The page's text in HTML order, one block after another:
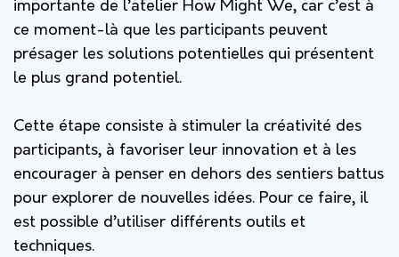
importante de l’atelier How Might We, car c’est à
ce moment-là que les participants peuvent
présager les solutions potentielles qui présentent
le plus grand potentiel.
Cette étape consiste à stimuler la créativité des
participants, à favoriser leur innovation et à les
encourager à penser en dehors des sentiers battus
pour explorer de nouvelles idées. Pour ce faire, il
est possible d’utiliser différents outils et
techniques.